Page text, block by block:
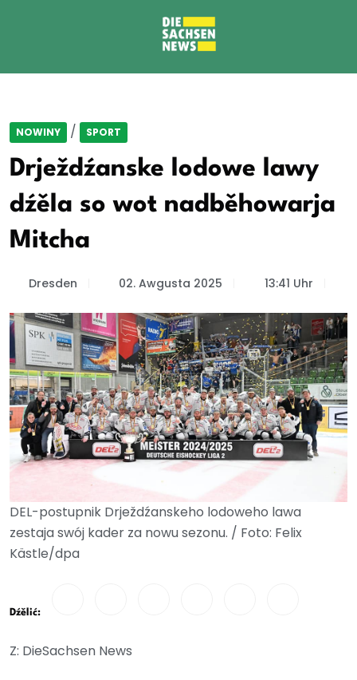
NOWINY / SPORT
Drježdźanske lodowe lawy
dźěla so wot nadběhowarja
Mitcha
Dresden 02. Awgusta 2025 13:41 Uhr
DEL-postupnik Drježdźanskeho lodoweho lawa
zestaja swój kader za nowu sezonu. / Foto: Felix
Kästle/dpa
Dźělić:
Z: DieSachsen News